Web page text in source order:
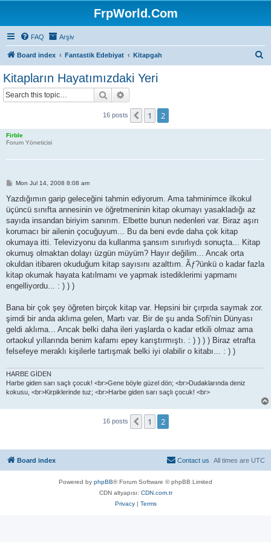
FrpWorld.Com
FAQ Arşiv
Board index Fantastik Edebiyat Kitapgah
Kitapların Hayatımızdaki Yeri
Search
16 posts Previous
1 2
Firble
Forum Yöneticisi
P
s
Mon Jul 14, 2008 8:08 am
Yazdığımın garip geleceğini tahmin ediyorum. Ama tahminimce ilkokul
üçüncü sınıfta annesinin ve öğretmeninin kitap okumayı yasakladığı az
sayıda insandan biriyim sanırım. Elbette bunun nedenleri var. Biraz aşırı
korumacı bir ailenin çocuğuyum... Bu da beni evde daha çok kitap
okumaya itti. Televizyonu da kullanma şansım sınırlıydı sonuçta... Kitap
okumuş olmaktan dolayı üzgün müyüm? Hayır değilim... Ancak orta
okuldan itibaren okuduğum kitap sayısını azalttım. Ãƒ?ünkü o kadar fazla
kitap okumak hayata katılmamı ve yapmak istediklerimi yapmamı
engelliyordu... : ) ) )
Bana bir çok şey öğreten birçok kitap var. Hepsini bir çırpıda saymak zor.
şimdi bir anda aklıma gelen, Martı var. Bir de şu anda Sofi'nin Dünyası
geldi aklıma... Ancak belki daha ileri yaşlarda o kadar etkili olmaz ama
ortaokul yıllarında benim kafamı epey karıştırmıştı. : ) ) ) ) Biraz etrafta
felsefeye meraklı kişilerle tartışmak belki iyi olabilir o kitabı... : ) )
HARBE GİDEN
Harbe giden sarı saçlı çocuk! <br>Gene böyle güzel dön; <br>Dudaklarında deniz
kokusu, <br>Kirpiklerinde tuz; <br>Harbe giden sarı saçlı çocuk! <br>
16 posts Previous
1 2
Board index All times are UTC
Contact us
Powered by phpBB® Forum Software © phpBB Limited
CDN altyapısı: CDN.com.tr
Privacy| Terms